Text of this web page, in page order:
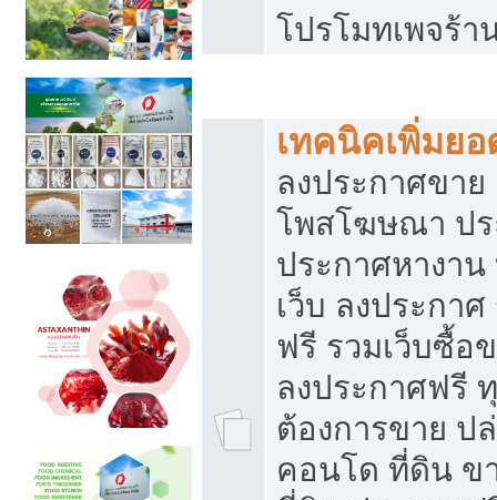
โปรโมทเพจร้า
เทคนิคเพิ่มย
ลงประกาศขา
โพสโฆษณา ป
ประกาศหางา
เว็บ ลงประกา
ฟรี รวมเว็บซื้อ
ลงประกาศฟรี
ต้องการขาย ป
คอนโด ที่ดิน ข